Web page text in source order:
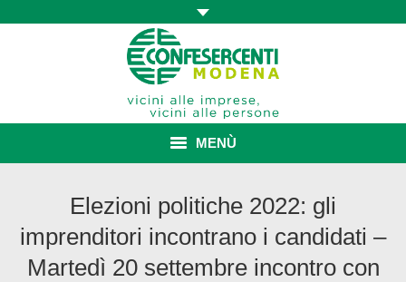
MENÙ
ASSOCIAZIONE
ISCRIZIONE E VANTAGGI
Elezioni politiche 2022: gli
imprenditori incontrano i candidati –
Martedì 20 settembre incontro con